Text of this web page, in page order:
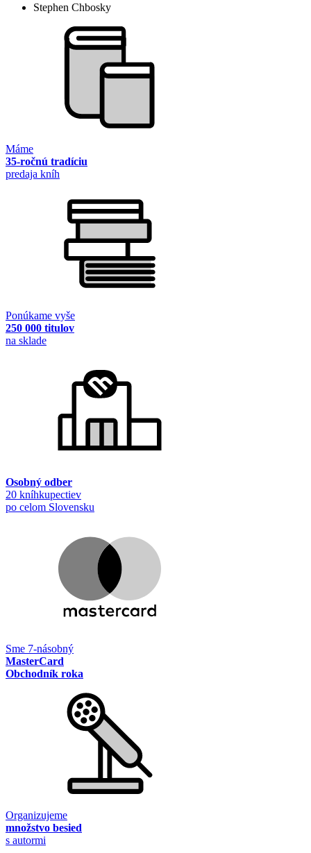
Stephen Chbosky
Máme
35-ročnú tradíciu
predaja kníh
Ponúkame vyše
250 000 titulov
na sklade
Osobný odber
20 kníhkupectiev
po celom Slovensku
Sme 7-násobný
MasterCard
Obchodník roka
Organizujeme
množstvo besied
s autormi